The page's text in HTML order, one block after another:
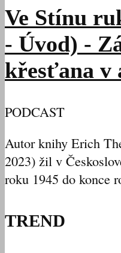
Ve Stínu
- Úvod) -
křesťana v
PODCAST
Autor knihy Erich
2023) žil v
roku 1945 do konce
TREND